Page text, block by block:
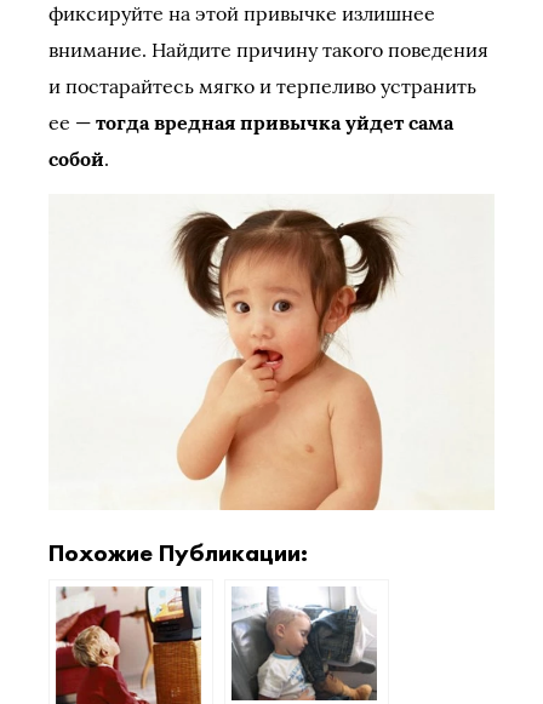
фиксируйте на этой привычке излишнее
внимание. Найдите причину такого поведения
и постарайтесь мягко и терпеливо устранить
ее — тогда вредная привычка уйдет сама
собой.
Похожие Публикации: